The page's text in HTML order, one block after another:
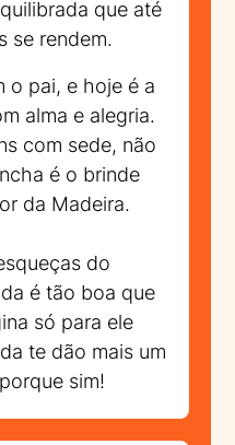
que até
se rendem.
o pai, e hoje é a
alma e alegria.
com sede, não
é o brinde
da Madeira.
do
é tão boa que
só para ele
te dão mais um
sim!